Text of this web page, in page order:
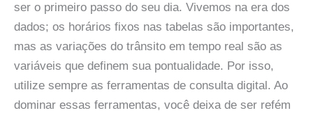
ser o primeiro passo do seu dia. Vivemos na era dos
dados; os horários fixos nas tabelas são importantes,
mas as variações do trânsito em tempo real são as
variáveis que definem sua pontualidade. Por isso,
utilize sempre as ferramentas de consulta digital. Ao
dominar essas ferramentas, você deixa de ser refém